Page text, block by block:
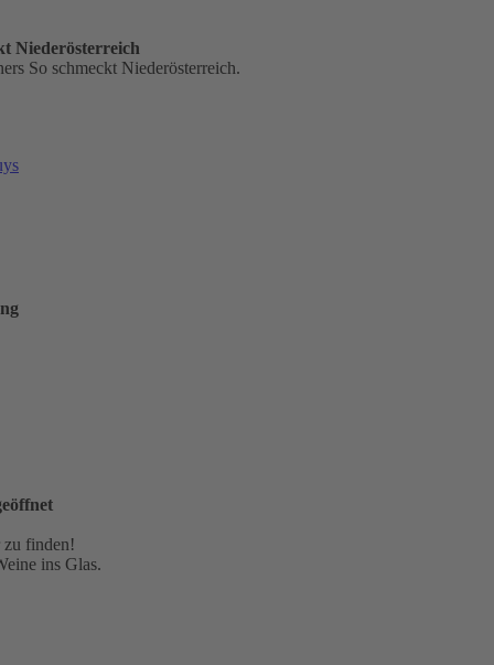
Niederösterreich
So schmeckt Niederösterreich.
zu finden!
ins Glas.